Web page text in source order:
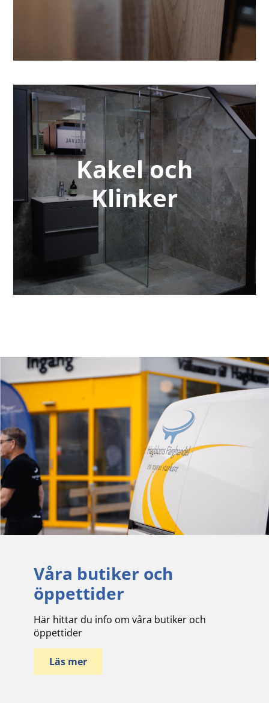
Kakel och
Klinker
Våra butiker och
öppettider
Här hittar du info om våra butiker och
öppettider
Läs mer